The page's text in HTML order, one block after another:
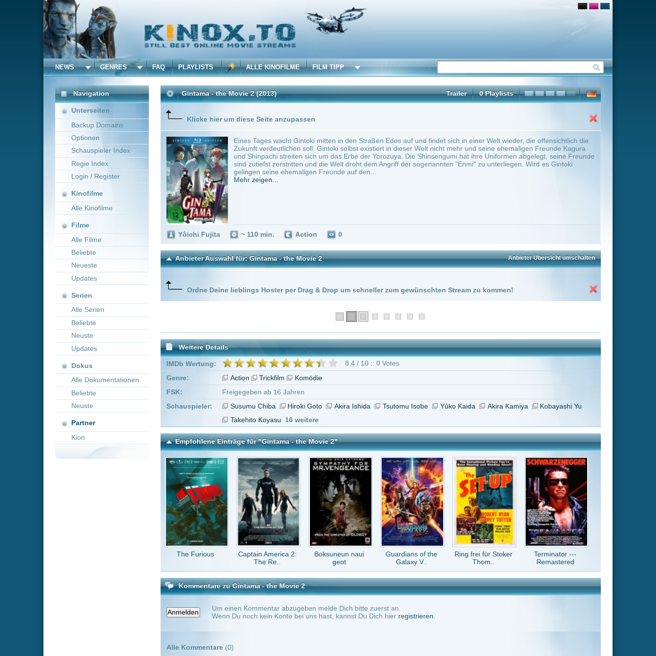
NEWS GENRES FAQ
Navigation
Unterseiten
Backup Domains
Optionen
Schauspieler Index
Regie Index
Login / Register
Kinofilme
Alle Kinofilme
Beliebte
Serien
Alle Serien
Beliebte
Neuste
Dokus
Alle Dokumentationen
Beliebte
Neuste
Partner
Kion
Gintama - the Movie 2 (2013) 0 Playlists
Trailer
Klicke hier um diese Seite anzupassen
Eines Tages wacht Gintoki mitten in den Straßen Edos auf und findet sich in einer Welt wieder, die offensichtlich die
Zukunft verdeutlichen soll. Gintoki selbst existiert in dieser Welt nicht mehr und seine ehemaligen Freunde Kagura
und Shinpachi streiten sich um das Erbe der Yorozuya. Die Shinsengumi hat ihre Uniformen abgelegt, seine Freunde
sind zutiefst zerstritten und die Welt droht dem Angriff der sogenannten "Enmi" zu unterliegen. Wird es Gintoki
gelingen seine ehemaligen Freunde auf den...
Mehr zeigen...
Yôichi Fujita ~ 110 min.
Anbieter Auswahl für: Gintama - the Movie 2
Weitere Details
IMDb Wertung:
Schauspieler:
Susumu Chiba Hiroki Goto Akira Ishida Tsutomu Isobe Yûko Kaida Akira Kamiya
Kobayashi Yu
Takehito Koyasu 16 weitere
Empfohlene Einträge für "Gintama - the Movie 2"
The Furious Captain America 2:
The Re..
Boksuneun naui
geot
Guardians of the
Galaxy V..
Ring frei für Stoker
Thom..
Terminator ---
Remastered
Kommentare zu Gintama - the Movie 2
Um einen Kommentar abzugeben melde Dich bitte zuerst an.
Wenn Du noch kein Konto bei uns hast, kannst Du Dich hierregistrieren
Alle Kommentare(0)
Keine Kommentare vorhanden.